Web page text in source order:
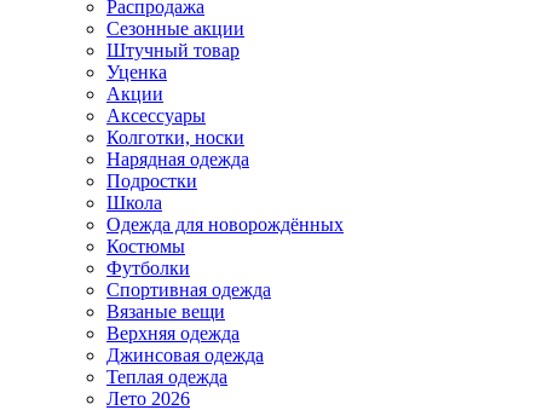
Распродажа
Сезонные акции
Штучный товар
Уценка
Акции
Аксессуары
Колготки, носки
Нарядная одежда
Подростки
Школа
Одежда для новорождённых
Костюмы
Футболки
Спортивная одежда
Вязаные вещи
Верхняя одежда
Джинсовая одежда
Теплая одежда
Лето 2026